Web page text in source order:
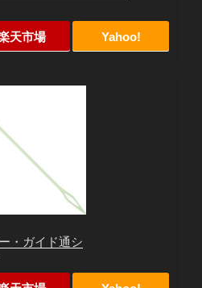
天市場 Yahoo!
・ガイド通シ